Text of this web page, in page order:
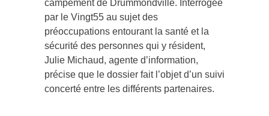
campement de Drummondville. Interrogée
par le Vingt55 au sujet des
préoccupations entourant la santé et la
sécurité des personnes qui y résident,
Julie Michaud, agente d’information,
précise que le dossier fait l’objet d’un suivi
concerté entre les différents partenaires.